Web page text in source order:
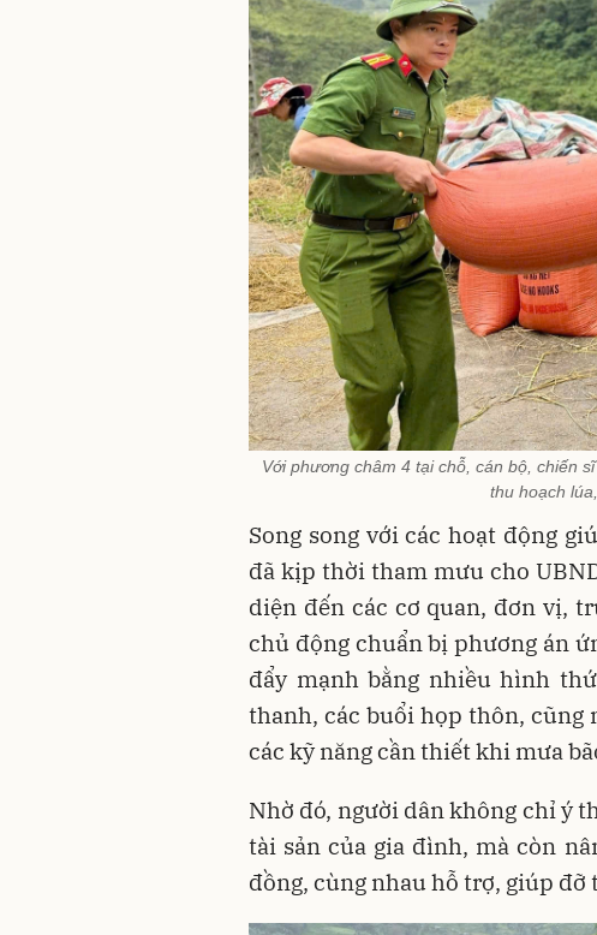
Với phương châm 4 tại chỗ, cán bộ, chiến
thu hoạch
Song song với các hoạt động
đã kịp thời tham mưu cho
diện đến các cơ quan, đơn vị,
chủ động chuẩn bị phương án
đẩy mạnh bằng nhiều hình
thanh, các buổi họp thôn, cũng
các kỹ năng cần thiết khi mưa
Nhờ đó, người dân không chỉ ý
tài sản của gia đình, mà còn
đồng, cùng nhau hỗ trợ, giúp đỡ